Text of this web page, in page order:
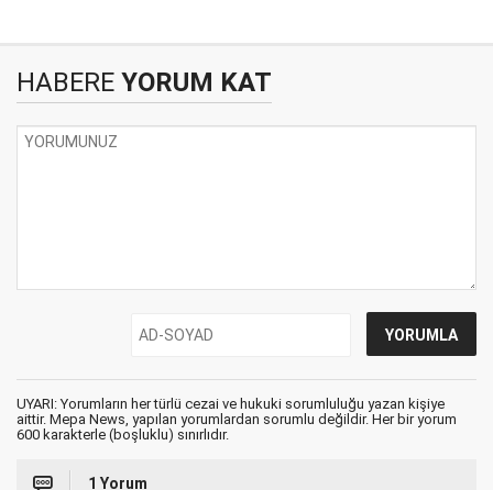
HABERE YORUM KAT
UYARI: Yorumların her türlü cezai ve hukuki sorumluluğu yazan kişiye
aittir. Mepa News, yapılan yorumlardan sorumlu değildir. Her bir yorum
600 karakterle (boşluklu) sınırlıdır.
1 Yorum